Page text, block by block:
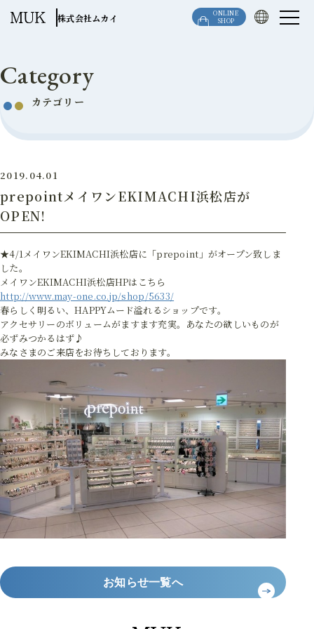
このページの本文へ移動
株式会社ムカイ
ONLINE
SHOP
Category
カテゴリー
2019.04.01
prepointメイワンEKIMACHI浜松店が
OPEN!
★4/1メイワンEKIMACHI浜松店に「prepoint」がオープン致しま
した。
メイワンEKIMACHI浜松店HPはこちら
http://www.may-one.co.jp/shop/5633/
春らしく明るい、HAPPYムード溢れるショップです。
アクセサリーのボリュームがますます充実。あなたの欲しいものが
必ずみつかるはず♪
みなさまのご来店をお待ちしております。
お知らせ一覧へ